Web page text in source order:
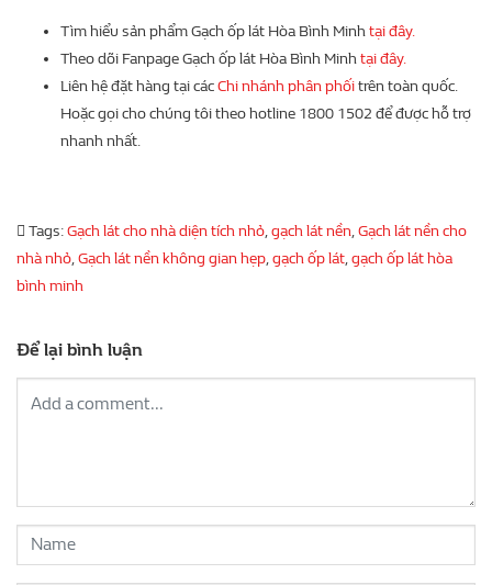
Tìm hiểu sản phẩm Gạch ốp lát Hòa Bình Minhtại đây.
Theo dõi Fanpage Gạch ốp lát Hòa Bình Minhtại đây.
Liên hệ đặt hàng tại cácChi nhánh phân phốitrên toàn quốc.
Hoặc gọi cho chúng tôi theo hotline 1800 1502 để được hỗ trợ
nhanh nhất.
Tags:Gạch lát cho nhà diện tích nhỏ,gạch lát nền,Gạch lát nền cho
nhà nhỏ,Gạch lát nền không gian hẹp,gạch ốp lát,gạch ốp lát hòa
bình minh
Để lại bình luận